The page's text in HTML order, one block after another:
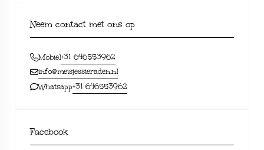
Neem contact met ons op
Mobiel+31 646553962
info@meisjessieraden.nl
Whatsapp+31 646553962
Facebook